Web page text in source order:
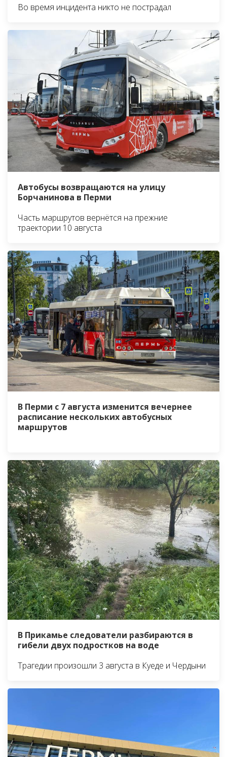
Во время инцидента никто не пострадал
Автобусы возвращаются на улицу
Борчанинова в Перми
Часть маршрутов вернётся на прежние
траектории 10 августа
В Перми с 7 августа изменится вечернее
расписание нескольких автобусных
маршрутов
В Прикамье следователи разбираются в
гибели двух подростков на воде
Трагедии произошли 3 августа в Куеде и Чердыни